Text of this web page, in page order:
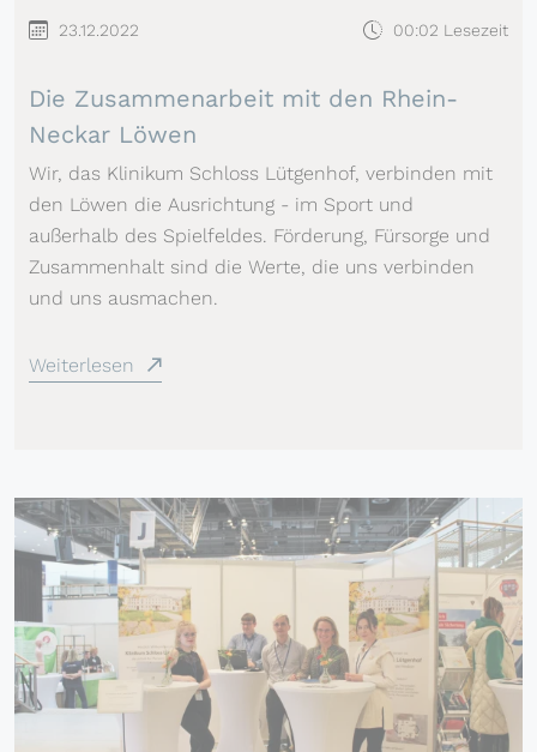
23.12.2022 00:02 Lesezeit
Die Zusammenarbeit mit den Rhein-
Neckar Löwen
Wir, das Klinikum Schloss Lütgenhof, verbinden mit
den Löwen die Ausrichtung - im Sport und
außerhalb des Spielfeldes. Förderung, Fürsorge und
Zusammenhalt sind die Werte, die uns verbinden
und uns ausmachen.
Weiterlesen